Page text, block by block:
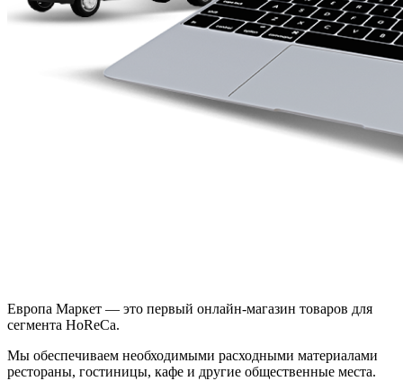
Европа Маркет — это первый онлайн-магазин товаров для
сегмента HoReCa.
Мы обеспечиваем необходимыми расходными материалами
рестораны, гостиницы, кафе и другие общественные места.